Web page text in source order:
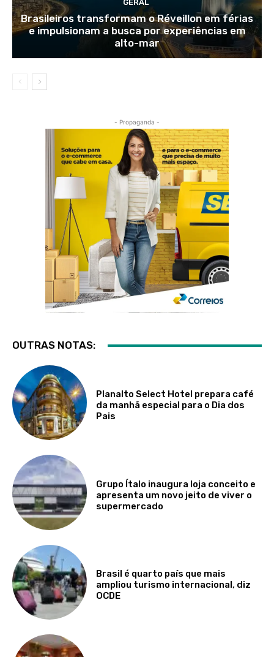
GERAL
Brasileiros transformam o Réveillon em férias
e impulsionam a busca por experiências em
alto-mar
- Propaganda -
OUTRAS NOTAS:
Planalto Select Hotel prepara café
da manhã especial para o Dia dos
Pais
Grupo Ítalo inaugura loja conceito e
apresenta um novo jeito de viver o
supermercado
Brasil é quarto país que mais
ampliou turismo internacional, diz
OCDE